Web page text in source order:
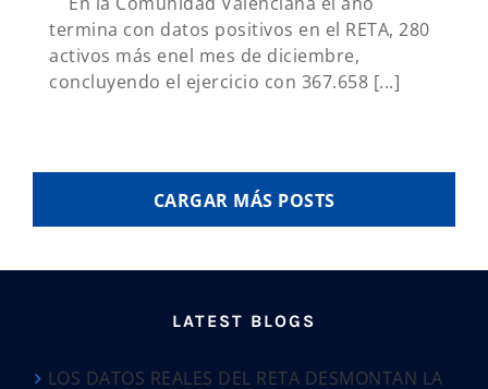
termina con datos positivos en el RETA, 280
activos más enel mes de diciembre,
concluyendo el ejercicio con 367.658 [...]
CARGAR MÁS POSTS
LATEST BLOGS
LOS DATOS REALES DEL RETA DESMONTAN LA